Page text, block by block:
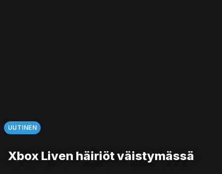
UUTINEN
Xbox Liven häiriöt väistymässä